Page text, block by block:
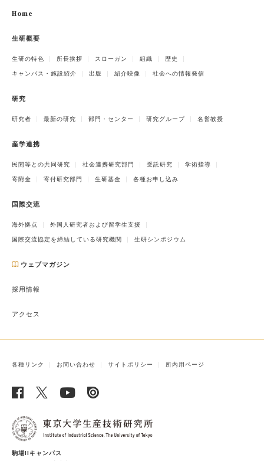
Home
生研概要
生研の特色 所長挨拶 スローガン 組織 歴史
キャンパス・施設紹介 出版 紹介映像 社会への情報発信
研究
研究者 最新の研究 部門・センター 研究グループ 名誉教授
産学連携
民間等との共同研究 社会連携研究部門 受託研究 学術指導
寄附金 寄付研究部門 生研基金 各種お申し込み
国際交流
海外拠点 外国人研究者および留学生支援
国際交流協定を締結している研究機関 生研シンポジウム
ウェブマガジン
採用情報
アクセス
各種リンク お問い合わせ サイトポリシー 所内用ページ
駒場IIキャンパス